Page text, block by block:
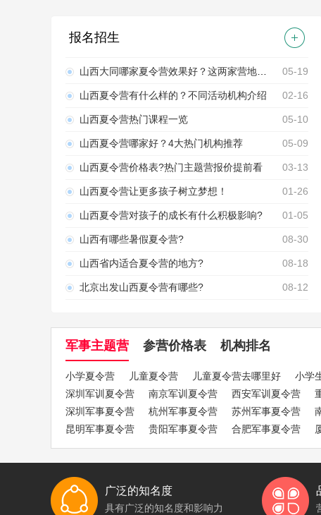
报名招生
05-19
山西夏令营有什么样的？不同活动机构介绍 02-16
山西夏令营热门课程一览 05-10
山西夏令营哪家好？4大热门机构推荐 05-09
山西夏令营价格表?热门主题营报价提前看 03-13
山西夏令营让更多孩子树立梦想！ 01-26
山西夏令营对孩子的成长有什么积极影响? 01-05
山西有哪些暑假夏令营? 08-30
山西省内适合夏令营的地方? 08-18
北京出发山西夏令营有哪些? 08-12
军事主题营 参营价格表 机构排名
小学夏令营 儿童夏令营 儿童夏令营去哪里好 小学
深圳军训夏令营
南京军训夏令营 西安军训夏令营
深圳军事夏令营
杭州军事夏令营 苏州军事夏令营
昆明军事夏令营
贵阳军事夏令营 合肥军事夏令营
广泛的知名度
具有广泛的知名度和影响力